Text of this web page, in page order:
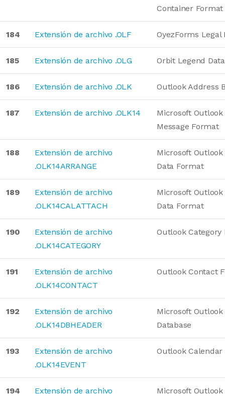
Container Format
184 Extensión de archivo .OLF OyezForms
185 Extensión de archivo .OLG Orbit Legend
186 Extensión de archivo .OLK Outlook Address
187 Extensión de archivo .OLK14
Microsoft Outlook
Message Format
188
Extensión de archivo
.OLK14ARRANGE
Microsoft Outlook
Data Format
189
Extensión de archivo
.OLK14CALATTACH
Microsoft Outlook
Data Format
190
Extensión de archivo
.OLK14CATEGORY
Outlook Category
191
Extensión de archivo
.OLK14CONTACT
Outlook Contact
192
Extensión de archivo
.OLK14DBHEADER
Microsoft Outlook
Database
193
Extensión de archivo
.OLK14EVENT
Outlook
194
Extensión de archivo
Microsoft Outlook